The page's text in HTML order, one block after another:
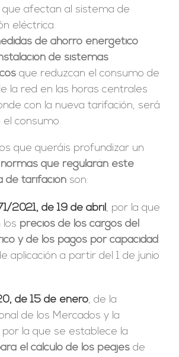
que afectan al sistema de
eléctrica.
de ahorro energético
de sistemas
que reduzcan el consumo de
la red en las horas centrales
con la nueva tarifación, será
consumo.
que queráis profundizar un
normas que regularán este
de tarifaciónson:
2021, de 19 de abril, por la que
los precios de los cargos del
y de los pagos por capacidad
aplicación a partir del 1 de junio
de 15 de enero, de la
de los Mercados y la
la que se establece la
el cálculo de los peajesde